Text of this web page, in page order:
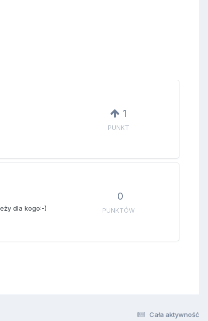
1
PUNKT
dla kogo:-)
0
PUNKTÓW
Cała aktywność